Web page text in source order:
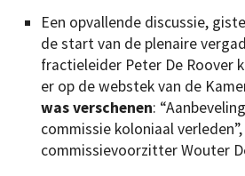
Een opvallende discussie,
de start van de plenaire
fractieleider Peter De Roover
er op de webstek van de
was verschenen:
commissie koloniaal
commissievoorzitter Wouter